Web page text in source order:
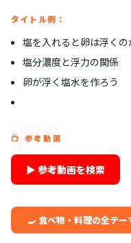
タイトル例：
塩を入れると卵は浮くの
塩分濃度と浮力の関係
卵が浮く塩水を作ろう
📺 参考動画
▶ 参考動画を検索
🍳 食べ物・料理の全テー